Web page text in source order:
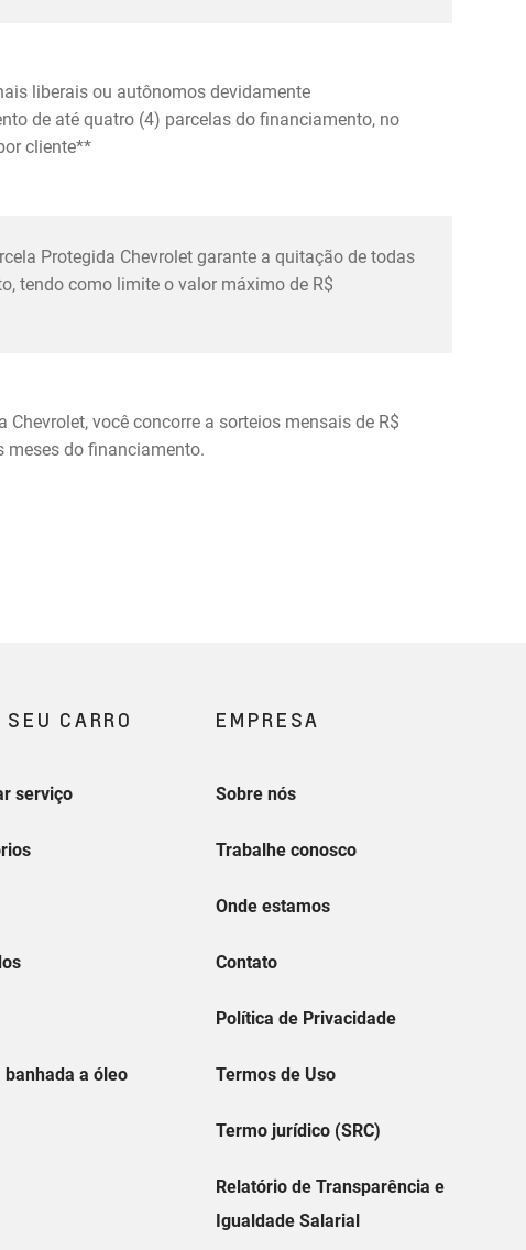
liberais ou autônomos devidamente
de até quatro (4) parcelas do financiamento, no
cliente**
Protegida Chevrolet garante a quitação de todas
tendo como limite o valor máximo de R$
Chevrolet, você concorre a sorteios mensais de R$
meses do financiamento.